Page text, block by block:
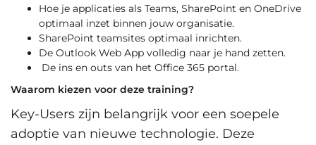
Hoe je applicaties als Teams, SharePoint en OneDrive
optimaal inzet binnen jouw organisatie.
SharePoint teamsites optimaal inrichten.
De Outlook Web App volledig naar je hand zetten.
De ins en outs van het Office 365 portal.
Waarom kiezen voor deze training?
Key-Users zijn belangrijk voor een soepele
adoptie van nieuwe technologie. Deze